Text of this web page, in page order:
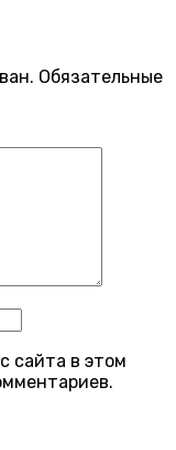
Обязательные
сайта в этом